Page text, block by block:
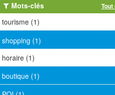
Mots-clés
tourisme (1)
shopping (1)
horaire (1)
boutique (1)